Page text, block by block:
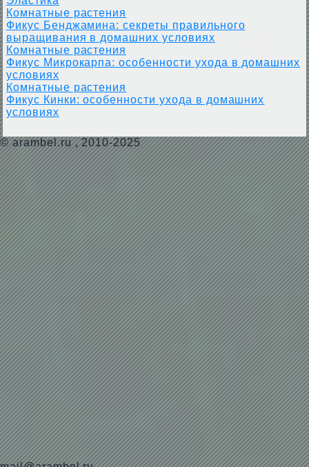
Комнатные растения
Фикус Бенджамина: секреты правильного
выращивания в домашних условиях
Комнатные растения
Фикус Микрокарпа: особенности ухода в домашних
условиях
Комнатные растения
Фикус Кинки: особенности ухода в домашних
условиях
© arambel.ru, 2010-2025